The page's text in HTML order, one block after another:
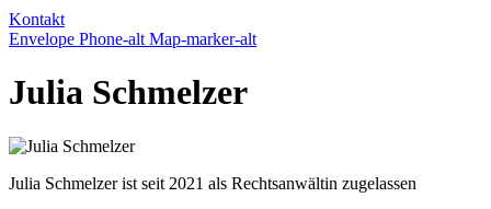
Kontakt
Envelope Phone-alt Map-marker-alt
Julia Schmelzer
Julia Schmelzer ist seit 2021 als Rechtsanwältin zugelassen